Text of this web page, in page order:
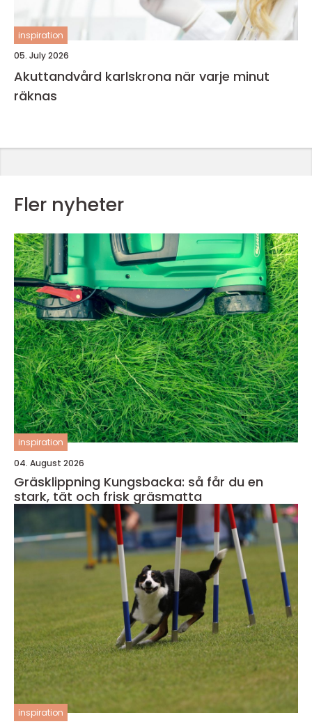
inspiration
05. July 2026
Akuttandvård karlskrona när varje minut
räknas
Fler nyheter
inspiration
04. August 2026
Gräsklippning Kungsbacka: så får du en
stark, tät och frisk gräsmatta
inspiration